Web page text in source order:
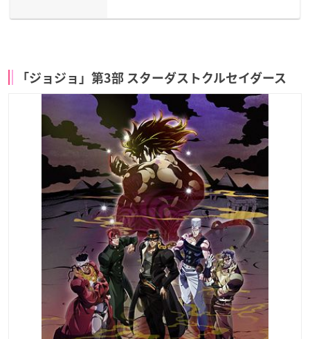
「ジョジョ」第3部 スターダストクルセイダース